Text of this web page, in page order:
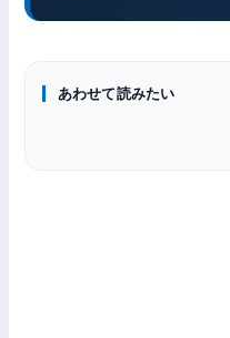
あわせて読みたい
グラフィックボード
グラフィックボード